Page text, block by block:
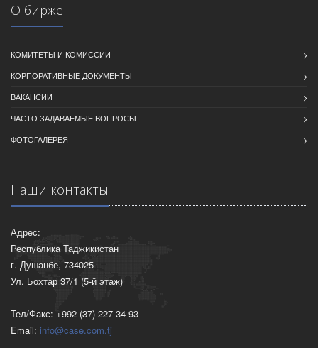
О бирже
КОМИТЕТЫ И КОМИССИИ
КОРПОРАТИВНЫЕ ДОКУМЕНТЫ
ВАКАНСИИ
ЧАСТО ЗАДАВАЕМЫЕ ВОПРОСЫ
ФОТОГАЛЕРЕЯ
Наши контакты
Адрес:
Республика Таджикистан
г. Душанбе, 734025
Ул. Бохтар 37/1 (5-й этаж)
Тел/Факс: +992 (37) 227-34-93
Email: info@case.com.tj